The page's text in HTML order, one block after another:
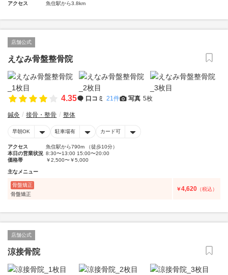
アクセス 魚住駅から3.8km
店舗公式
えなみ骨盤整骨院
4.35 口コミ 21件 写真 5枚
鍼灸 接骨・整骨 整体
早朝OK 駐車場有 カード可
アクセス
魚住駅から790m （徒歩10分）
本日の営業状況 8:30〜13:00 15:00〜20:00
価格帯
￥2,500〜￥5,000
主なメニュー
骨盤矯正
骨盤矯正
￥4,620 （税込）
店舗公式
涼接骨院